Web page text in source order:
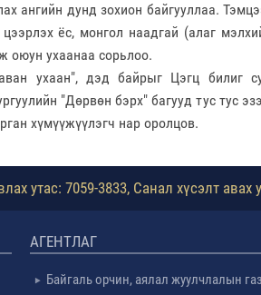
ангийн дунд зохион байгууллаа.
ёс, монгол наадгай (алаг
оюун ухаанаа сорьлоо.
ухаан", дэд байрыг Цэгц билиг
"Дөрвөн бэрх" багууд тус тус
хүмүүжүүлэгч нар оролцов.
утас: 7059-3833, Санал хүсэлт авах
АГЕНТЛАГ
Байгаль орчин, аялал жуулчлалын